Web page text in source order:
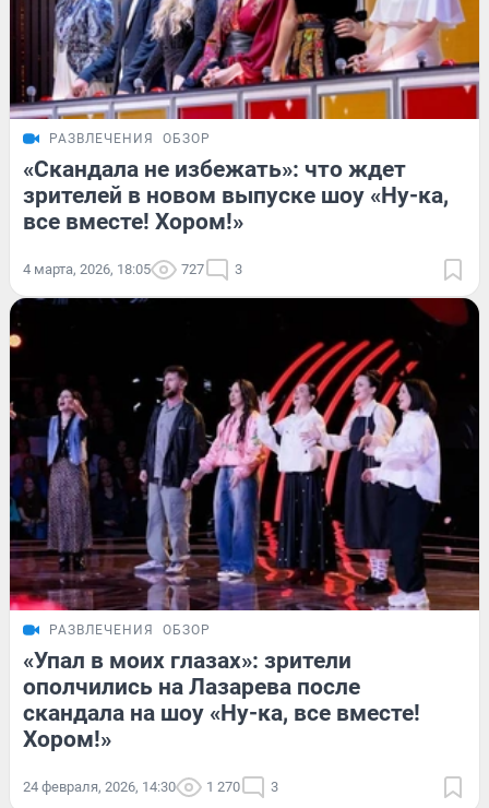
РАЗВЛЕЧЕНИЯ ОБЗОР
«Скандала не избежать»: что ждет
зрителей в новом выпуске шоу «Ну-ка,
все вместе! Хором!»
4 марта, 2026, 18:05 727 3
РАЗВЛЕЧЕНИЯ ОБЗОР
«Упал в моих глазах»: зрители
ополчились на Лазарева после
скандала на шоу «Ну-ка, все вместе!
Хором!»
24 февраля, 2026, 14:30 1 270 3